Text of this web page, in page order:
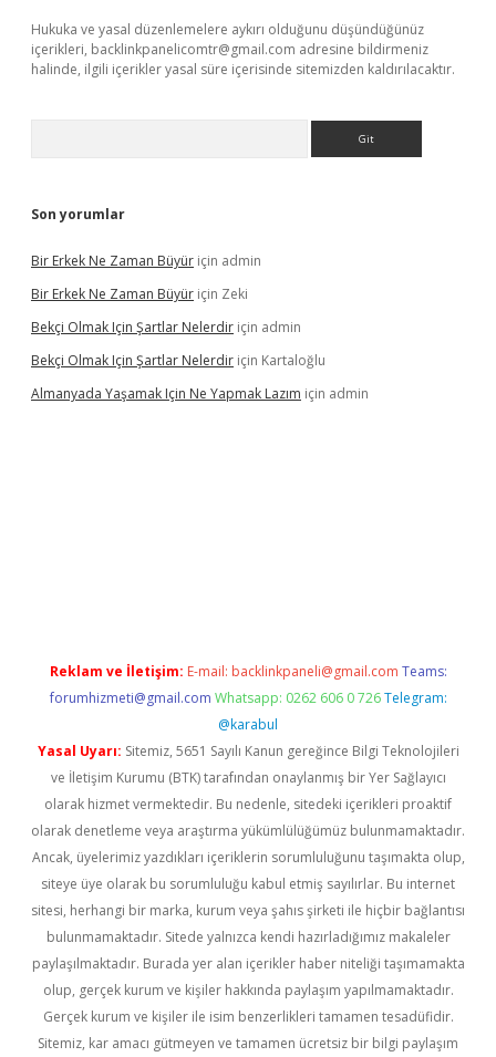
Hukuka ve yasal düzenlemelere aykırı olduğunu düşündüğünüz
içerikleri, backlinkpanelicomtr@gmail.com adresine bildirmeniz
halinde, ilgili içerikler yasal süre içerisinde sitemizden kaldırılacaktır.
Son yorumlar
Bir Erkek Ne Zaman Büyür için admin
Bir Erkek Ne Zaman Büyür için Zeki
Bekçi Olmak Için Şartlar Nelerdir için admin
Bekçi Olmak Için Şartlar Nelerdir için Kartaloğlu
Almanyada Yaşamak Için Ne Yapmak Lazım için admin
Reklam ve İletişim: E-mail: backlinkpaneli@gmail.com Teams:
forumhizmeti@gmail.com Whatsapp: 0262 606 0 726 Telegram:
@karabul
Yasal Uyarı: Sitemiz, 5651 Sayılı Kanun gereğince Bilgi Teknolojileri
ve İletişim Kurumu (BTK) tarafından onaylanmış bir Yer Sağlayıcı
olarak hizmet vermektedir. Bu nedenle, sitedeki içerikleri proaktif
olarak denetleme veya araştırma yükümlülüğümüz bulunmamaktadır.
Ancak, üyelerimiz yazdıkları içeriklerin sorumluluğunu taşımakta olup,
siteye üye olarak bu sorumluluğu kabul etmiş sayılırlar. Bu internet
sitesi, herhangi bir marka, kurum veya şahıs şirketi ile hiçbir bağlantısı
bulunmamaktadır. Sitede yalnızca kendi hazırladığımız makaleler
paylaşılmaktadır. Burada yer alan içerikler haber niteliği taşımamakta
olup, gerçek kurum ve kişiler hakkında paylaşım yapılmamaktadır.
Gerçek kurum ve kişiler ile isim benzerlikleri tamamen tesadüfidir.
Sitemiz, kar amacı gütmeyen ve tamamen ücretsiz bir bilgi paylaşım